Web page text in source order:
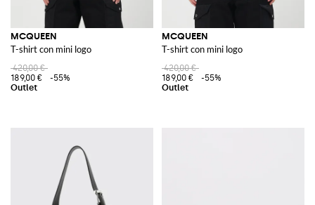
MCQUEEN
T-shirt con mini logo
420,00 €
189,00 €
-55%
MCQUEEN
T-shirt con mini logo
420,00 €
189,00 €
-55%